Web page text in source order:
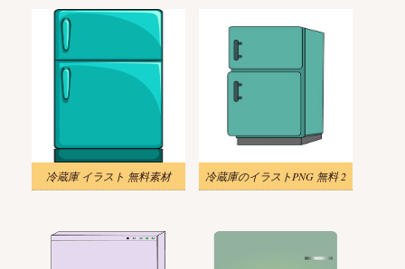
冷蔵庫 イラスト 無料素材 冷蔵庫のイラストPNG 無料 2